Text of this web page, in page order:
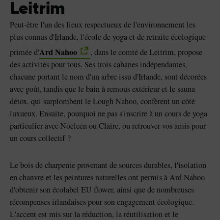
Leitrim
Peut-être l'un des lieux respectueux de l'environnement les
plus connus d'Irlande, l'école de yoga et de retraite écologique
primée d'Ard Nahoo
, dans le comté de Leitrim, propose
des activités pour tous. Ses trois cabanes indépendantes,
chacune portant le nom d'un arbre issu d'Irlande, sont décorées
avec goût, tandis que le bain à remous extérieur et le sauna
détox, qui surplombent le Lough Nahoo, confèrent un côté
luxueux. Ensuite, pourquoi ne pas s'inscrire à un cours de yoga
particulier avec Noeleen ou Claire, ou retrouver vos amis pour
un cours collectif ?
Le bois de charpente provenant de sources durables, l'isolation
en chanvre et les peintures naturelles ont permis à Ard Nahoo
d'obtenir son écolabel EU flower, ainsi que de nombreuses
récompenses irlandaises pour son engagement écologique.
L'accent est mis sur la réduction, la réutilisation et le